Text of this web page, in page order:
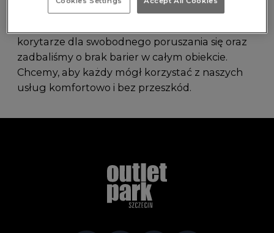
niepełnosprawnościami – nie tylko na parkingu i
korytarze dla swobodnego poruszania się oraz
zadbaliśmy o brak barier w całym obiekcie.
Chcemy, aby każdy mógł korzystać z naszych
usług komfortowo i bez przeszkód.